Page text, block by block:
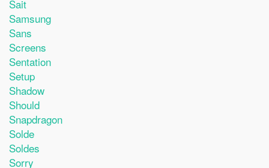
Sait
Samsung
Sans
Screens
Sentation
Setup
Shadow
Should
Snapdragon
Solde
Soldes
Sorry